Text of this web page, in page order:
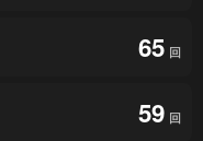
65 回
59 回